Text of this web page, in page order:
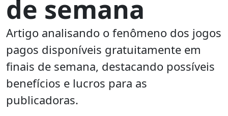
de semana
Artigo analisando o fenômeno dos jogos
pagos disponíveis gratuitamente em
finais de semana, destacando possíveis
benefícios e lucros para as
publicadoras.